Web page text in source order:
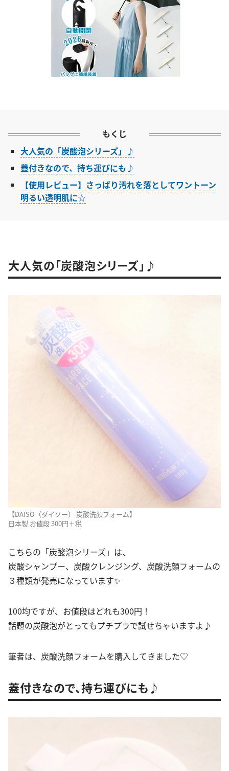
もくじ
大人気の「炭酸泡シリーズ」♪
蓋付きなので、持ち運びにも♪
【使用レビュー】さっぱり汚れを落としてワントーン
明るい透明肌に☆
大人気の「炭酸泡シリーズ」♪
【DAISO（ダイソー） 炭酸洗顔フォーム】
日本製 お値段 300円＋税
こちらの「炭酸泡シリーズ」は、
炭酸シャンプー、炭酸クレンジング、炭酸洗顔フォームの
３種類が発売になっています✨
100均ですが、お値段はどれも300円！
話題の炭酸泡がとってもプチプラで試せちゃいますよ♪
筆者は、炭酸洗顔フォームを購入してきました♡
蓋付きなので、持ち運びにも♪